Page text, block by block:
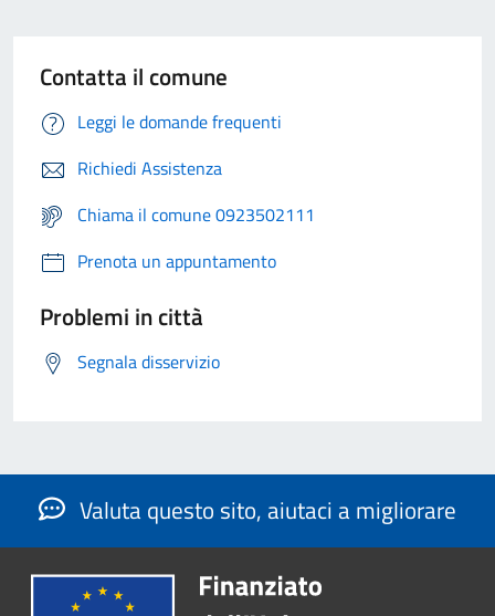
Contatta il comune
Leggi le domande frequenti
Richiedi Assistenza
Chiama il comune 0923502111
Prenota un appuntamento
Problemi in città
Segnala disservizio
Valuta questo sito, aiutaci a migliorare